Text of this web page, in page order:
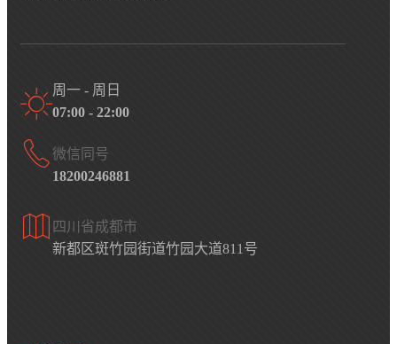
周一 - 周日
07:00 - 22:00
微信同号
18200246881
四川省成都市
新都区斑竹园街道竹园大道811号